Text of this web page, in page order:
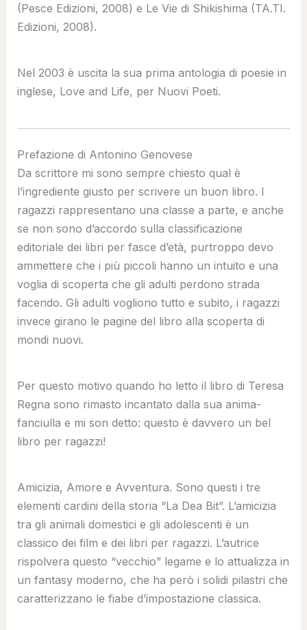
(Pesce Edizioni, 2008) e Le Vie di Shikishima (TA.TI.
Edizioni, 2008).
Nel 2003 è uscita la sua prima antologia di poesie in
inglese, Love and Life, per Nuovi Poeti.
Prefazione di Antonino Genovese
Da scrittore mi sono sempre chiesto qual è
l’ingrediente giusto per scrivere un buon libro. I
ragazzi rappresentano una classe a parte, e anche
se non sono d’accordo sulla classificazione
editoriale dei libri per fasce d’età, purtroppo devo
ammettere che i più piccoli hanno un intuito e una
voglia di scoperta che gli adulti perdono strada
facendo. Gli adulti vogliono tutto e subito, i ragazzi
invece girano le pagine del libro alla scoperta di
mondi nuovi.
Per questo motivo quando ho letto il libro di Teresa
Regna sono rimasto incantato dalla sua anima-
fanciulla e mi son detto: questo è davvero un bel
libro per ragazzi!
Amicizia, Amore e Avventura. Sono questi i tre
elementi cardini della storia “La Dea Bit”. L’amicizia
tra gli animali domestici e gli adolescenti è un
classico dei film e dei libri per ragazzi. L’autrice
rispolvera questo “vecchio” legame e lo attualizza in
un fantasy moderno, che ha però i solidi pilastri che
caratterizzano le fiabe d’impostazione classica.